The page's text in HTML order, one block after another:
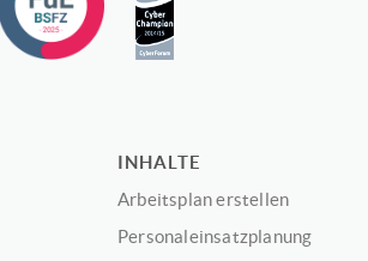
INHALTE
Arbeitsplan erstellen
Personaleinsatzplanung